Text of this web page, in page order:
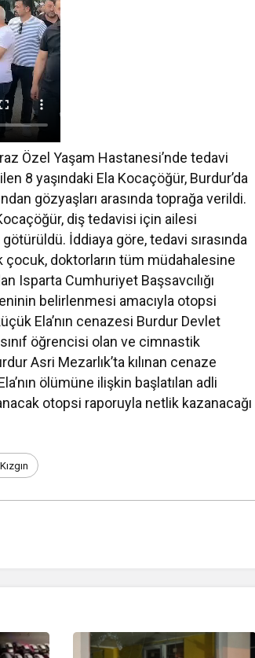
Özel Yaşam Hastanesi’nde tedavi
8 yaşındaki Ela Kocaçöğür, Burdur’da
gözyaşları arasında toprağa verildi.
diş tedavisi için ailesi
İddiaya göre, tedavi sırasında
doktorların tüm müdahalesine
Isparta Cumhuriyet Başsavcılığı
belirlenmesi amacıyla otopsi
Ela’nın cenazesi Burdur Devlet
öğrencisi olan ve cimnastik
Asri Mezarlık’ta kılınan cenaze
ölümüne ilişkin başlatılan adli
otopsi raporuyla netlik kazanacağı
Kızgın